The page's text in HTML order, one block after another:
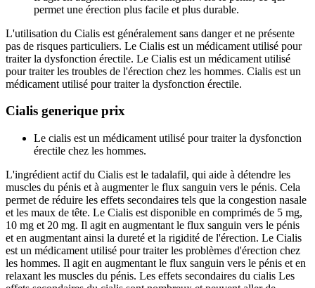
permet une érection plus facile et plus durable.
L'utilisation du Cialis est généralement sans danger et ne présente
pas de risques particuliers. Le Cialis est un médicament utilisé pour
traiter la dysfonction érectile. Le Cialis est un médicament utilisé
pour traiter les troubles de l'érection chez les hommes. Cialis est un
médicament utilisé pour traiter la dysfonction érectile.
Cialis generique prix
Le cialis est un médicament utilisé pour traiter la dysfonction
érectile chez les hommes.
L'ingrédient actif du Cialis est le tadalafil, qui aide à détendre les
muscles du pénis et à augmenter le flux sanguin vers le pénis. Cela
permet de réduire les effets secondaires tels que la congestion nasale
et les maux de tête. Le Cialis est disponible en comprimés de 5 mg,
10 mg et 20 mg. Il agit en augmentant le flux sanguin vers le pénis
et en augmentant ainsi la dureté et la rigidité de l'érection. Le Cialis
est un médicament utilisé pour traiter les problèmes d'érection chez
les hommes. Il agit en augmentant le flux sanguin vers le pénis et en
relaxant les muscles du pénis. Les effets secondaires du cialis Les